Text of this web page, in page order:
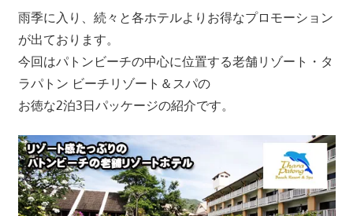
ー
や
ホ
テ
ル
報、
レ
ス
ト
雨季に入り、続々と各ホテルよりお得なプロモーション
が出ております。
今回はパトンビーチの中心に位置する老舗リゾート・タ
ラパトン ビーチリゾート＆スパの
お徳な2泊3日パッケージの紹介です。